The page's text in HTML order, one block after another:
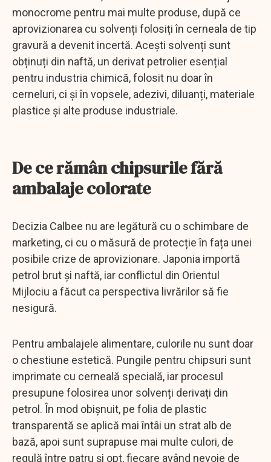
monocrome pentru mai multe produse, după ce
aprovizionarea cu solvenți folosiți în cerneala de tip
gravură a devenit incertă. Acești solvenți sunt
obținuți din naftă, un derivat petrolier esențial
pentru industria chimică, folosit nu doar în
cerneluri, ci și în vopsele, adezivi, diluanți, materiale
plastice și alte produse industriale.
De ce rămân chipsurile fără
ambalaje colorate
Decizia Calbee nu are legătură cu o schimbare de
marketing, ci cu o măsură de protecție în fața unei
posibile crize de aprovizionare. Japonia importă
petrol brut și naftă, iar conflictul din Orientul
Mijlociu a făcut ca perspectiva livrărilor să fie
nesigură.
Pentru ambalajele alimentare, culorile nu sunt doar
o chestiune estetică. Pungile pentru chipsuri sunt
imprimate cu cerneală specială, iar procesul
presupune folosirea unor solvenți derivați din
petrol. În mod obișnuit, pe folia de plastic
transparentă se aplică mai întâi un strat alb de
bază, apoi sunt suprapuse mai multe culori, de
regulă între patru și opt, fiecare având nevoie de